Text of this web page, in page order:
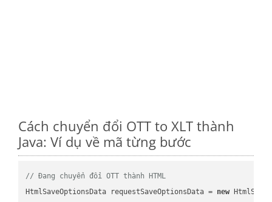
Cách chuyển đổi OTT to XLT thành
Java: Ví dụ về mã từng bước
// Đang chuyển đổi OTT thành HTML
HtmlSaveOptionsData requestSaveOptionsData = new